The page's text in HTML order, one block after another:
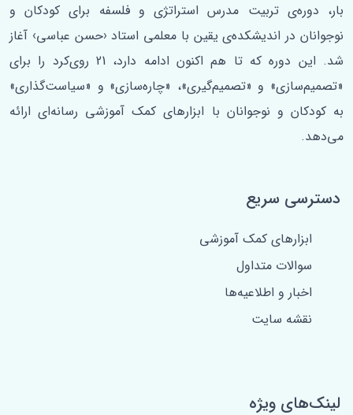
‌بار، دوره‌ی تربیت مدرس استراتژی و فلسفه برای کودکان و
نوجوانان در اندیشکده‌ی یقین با معلمی استاد ‹حسن عباسی› آغاز
شد. این دوره که تا هم اکنون ادامه دارد، 21 روی‌کرد را برای
«تصمیم‌سازی» و «تصمیم‌گیری»، «چاره‌سازی» و «سیاست‌گذاری»
به کودکان و نوجوانان با ابزارهای کمک آموزشی رسانه‌ای ارائه
می‌دهد.
دسترسی سریع
ابزارهای کمک آموزشی
سوالات متداول
اخبار و اطلاعیه‌ها
نقشه سایت
لینک‌های ویژه